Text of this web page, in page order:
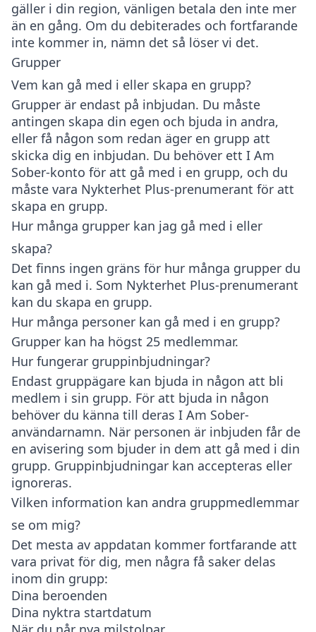
gäller i din region, vänligen betala den inte mer
än en gång. Om du debiterades och fortfarande
inte kommer in, nämn det så löser vi det.
Grupper
Vem kan gå med i eller skapa en grupp?
Grupper är endast på inbjudan. Du måste
antingen skapa din egen och bjuda in andra,
eller få någon som redan äger en grupp att
skicka dig en inbjudan. Du behöver ett I Am
Sober-konto för att gå med i en grupp, och du
måste vara Nykterhet Plus-prenumerant för att
skapa en grupp.
Hur många grupper kan jag gå med i eller
skapa?
Det finns ingen gräns för hur många grupper du
kan gå med i. Som Nykterhet Plus-prenumerant
kan du skapa en grupp.
Hur många personer kan gå med i en grupp?
Grupper kan ha högst 25 medlemmar.
Hur fungerar gruppinbjudningar?
Endast gruppägare kan bjuda in någon att bli
medlem i sin grupp. För att bjuda in någon
behöver du känna till deras I Am Sober-
användarnamn. När personen är inbjuden får de
en avisering som bjuder in dem att gå med i din
grupp. Gruppinbjudningar kan accepteras eller
ignoreras.
Vilken information kan andra gruppmedlemmar
se om mig?
Det mesta av appdatan kommer fortfarande att
vara privat för dig, men några få saker delas
inom din grupp:
Dina beroenden
Dina nyktra startdatum